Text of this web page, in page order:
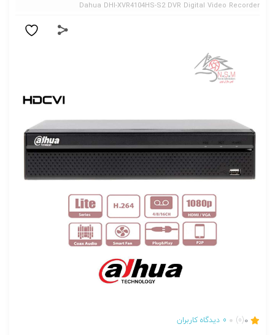
Dahua DHI-XVR4104HS-S2 DVR Digital Video Recorder
0
(0)
0 دیدگاه کاربران